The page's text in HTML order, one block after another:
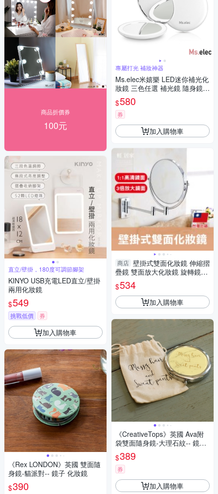
商品折價券
100元
直立/壁掛，180度可調節腳架
KINYO USB充電LED直立/壁掛
兩用化妝鏡
$549
挑戰低價 券
加入購物車
《Rex LONDON》英國 雙面隨
身鏡-貓派對-- 鏡子 化妝鏡
$390
專屬打光 補妝神器
Ms.elec米嬉樂 LED迷你補光化
妝鏡 三色任選 補光鏡 隨身鏡
粉餅鏡 LED鏡 口袋鏡 鏡子 小
鏡子 圓鏡
$580
券
加入購物車
商店 壁掛式雙面化妝鏡 伸縮摺
疊鏡 雙面放大化妝鏡 旋轉鏡-
輕居家8634
$534
加入購物車
《CreativeTops》英國 Ava附
袋雙面隨身鏡-大理石紋-- 鏡子
化妝鏡
$389
券
加入購物車